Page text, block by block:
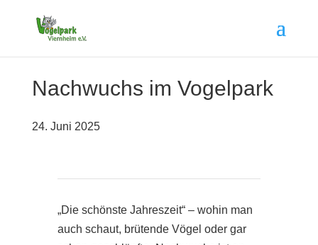
Nachwuchs im Vogelpark
24. Juni 2025
„Die schönste Jahreszeit“ – wohin man
auch schaut, brütende Vögel oder gar